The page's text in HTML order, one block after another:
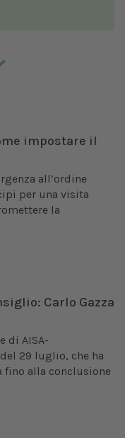
impostare il
all’ordine
per una visita
la
Carlo Gazza
di AISA-
29 luglio, che ha
fino alla conclusione